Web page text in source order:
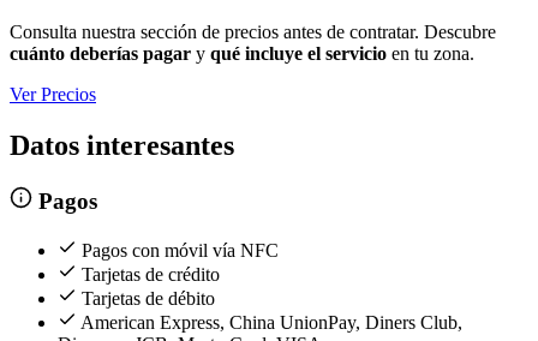
Consulta nuestra sección de precios antes de contratar. Descubre
cuánto deberías pagar y qué incluye el servicio en tu zona.
Ver Precios
Datos interesantes
Pagos
Pagos con móvil vía NFC
Tarjetas de crédito
Tarjetas de débito
American Express, China UnionPay, Diners Club,